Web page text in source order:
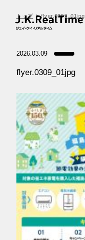
トップ flyer.0309_01jpg
2026.03.09
flyer.0309_01jpg